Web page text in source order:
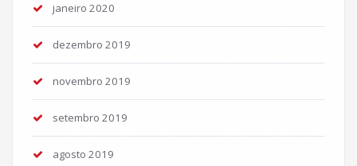
janeiro 2020
dezembro 2019
novembro 2019
setembro 2019
agosto 2019